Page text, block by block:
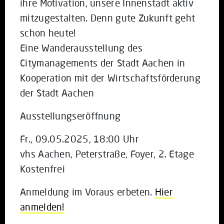
ihre Motivation, unsere Innenstadt aktiv
mitzugestalten. Denn gute Zukunft geht
schon heute!
Eine Wanderausstellung des
Citymanagements der Stadt Aachen in
Kooperation mit der Wirtschaftsförderung
der Stadt Aachen
Ausstellungseröffnung
Fr., 09.05.2025, 18:00 Uhr
vhs Aachen, Peterstraße, Foyer, 2. Etage
Kostenfrei
Anmeldung im Voraus erbeten. Hier
anmelden!